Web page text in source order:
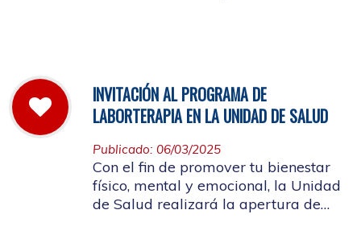
INVITACIÓN AL PROGRAMA DE
LABORTERAPIA EN LA UNIDAD DE SALUD
Publicado: 06/03/2025
Con el fin de promover tu bienestar
físico, mental y emocional, la Unidad
de Salud realizará la apertura de